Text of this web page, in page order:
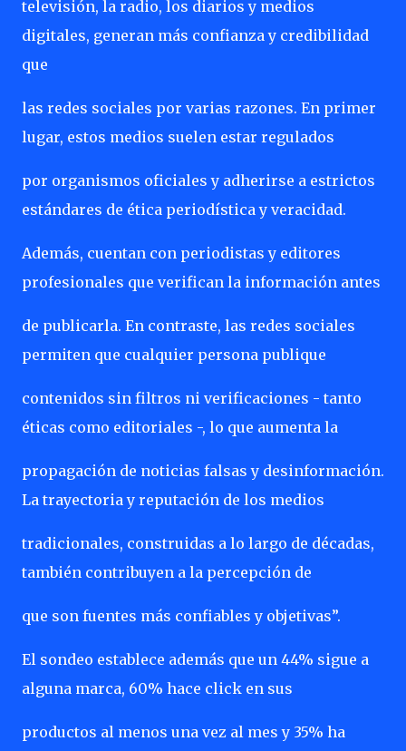
televisión, la radio, los diarios y medios
digitales, generan más confianza y credibilidad
que
las redes sociales por varias razones. En primer
lugar, estos medios suelen estar regulados
por organismos oficiales y adherirse a estrictos
estándares de ética periodística y veracidad.
Además, cuentan con periodistas y editores
profesionales que verifican la información antes
de publicarla. En contraste, las redes sociales
permiten que cualquier persona publique
contenidos sin filtros ni verificaciones - tanto
éticas como editoriales -, lo que aumenta la
propagación de noticias falsas y desinformación.
La trayectoria y reputación de los medios
tradicionales, construidas a lo largo de décadas,
también contribuyen a la percepción de
que son fuentes más confiables y objetivas”.
El sondeo establece además que un 44% sigue a
alguna marca, 60% hace click en sus
productos al menos una vez al mes y 35% ha